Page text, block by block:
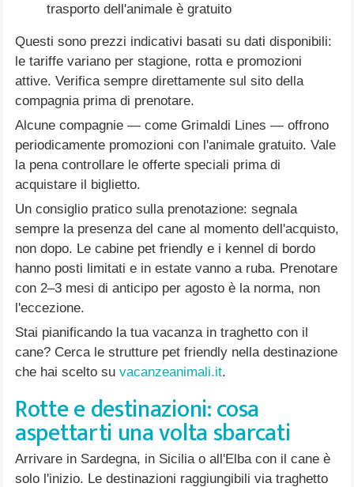
trasporto dell'animale è gratuito
Questi sono prezzi indicativi basati su dati disponibili:
le tariffe variano per stagione, rotta e promozioni
attive. Verifica sempre direttamente sul sito della
compagnia prima di prenotare.
Alcune compagnie — come Grimaldi Lines — offrono
periodicamente promozioni con l'animale gratuito. Vale
la pena controllare le offerte speciali prima di
acquistare il biglietto.
Un consiglio pratico sulla prenotazione: segnala
sempre la presenza del cane al momento dell'acquisto,
non dopo. Le cabine pet friendly e i kennel di bordo
hanno posti limitati e in estate vanno a ruba. Prenotare
con 2–3 mesi di anticipo per agosto è la norma, non
l'eccezione.
Stai pianificando la tua vacanza in traghetto con il
cane? Cerca le strutture pet friendly nella destinazione
che hai scelto su vacanzeanimali.it.
Rotte e destinazioni: cosa
aspettarti una volta sbarcati
Arrivare in Sardegna, in Sicilia o all'Elba con il cane è
solo l'inizio. Le destinazioni raggiungibili via traghetto